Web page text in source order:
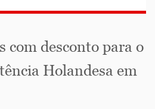
com desconto para o
Holandesa em